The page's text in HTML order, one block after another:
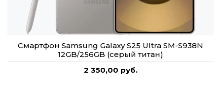
Смартфон Samsung Galaxy S25 Ultra SM-S938N
12GB/256GB (серый титан)
2 350,00 руб.